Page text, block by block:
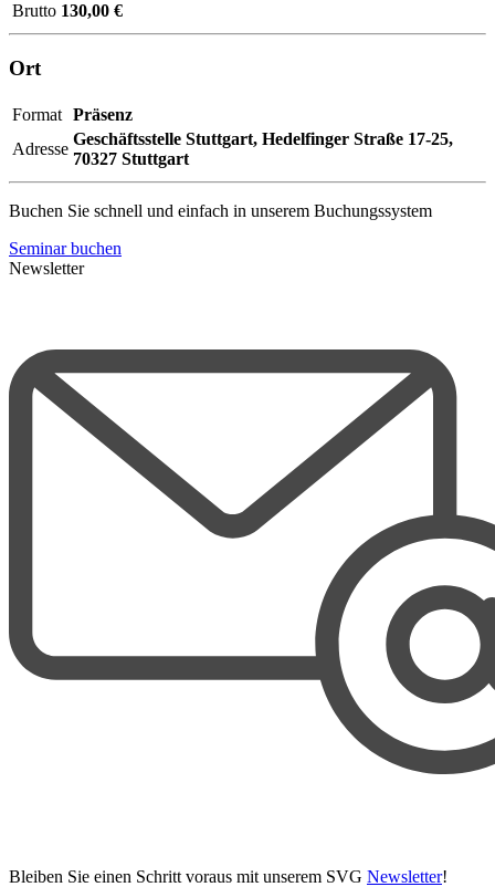
Brutto 130,00 €
Ort
Format Präsenz
Adresse
Geschäftsstelle Stuttgart, Hedelfinger Straße 17-25,
70327 Stuttgart
Buchen Sie schnell und einfach in unserem Buchungssystem
Seminar buchen
Newsletter
Bleiben Sie einen Schritt voraus mit unserem SVG Newsletter!